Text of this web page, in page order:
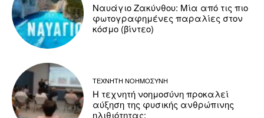
Ναυάγιο Ζακύνθου: Μία από τις πιο
φωτογραφημένες παραλίες στον
κόσμο (βίντεο)
ΤΕΧΝΗΤΗ ΝΟΗΜΟΣΥΝΗ
Η τεχνητή νοημοσύνη προκαλεί
αύξηση της φυσικής ανθρώπινης
ηλιθιότητας;